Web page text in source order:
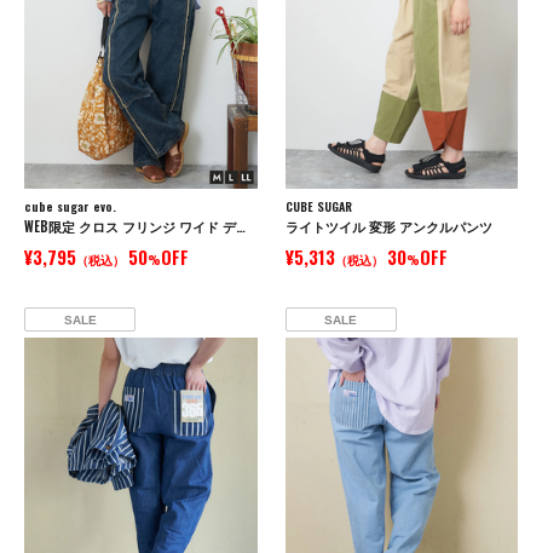
cube sugar evo.
WEB限定 クロス フリンジ ワイド デニム パンツ
¥3,795 （税込） 50%OFF
CUBE SUGAR
ライトツイル 変形 アンクルパンツ
¥5,313（税込） 30%OFF
SALE SALE